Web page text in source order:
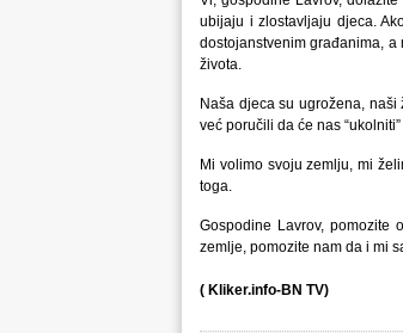
ubijaju i zlostavljaju djeca.
dostojanstvenim građanima,
života.
Naša djeca su ugrožena,
već poručili da će nas
Mi volimo svoju zemlju, mi
toga.
Gospodine Lavrov, pomozite
zemlje, pomozite nam da i mi
( Kliker.info-BN TV)